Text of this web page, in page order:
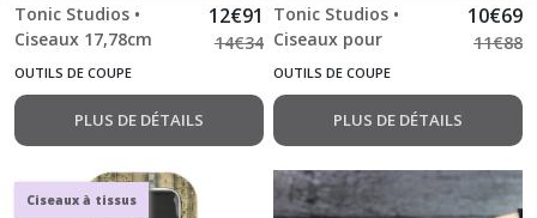
Tonic Studios •
Ciseaux 17,78cm
titanium
12€91
14€34
OUTILS DE COUPE
PLUS DE DÉTAILS
Tonic Studios •
Ciseaux pour
Gaucher 17,78cm
10€69
11€88
OUTILS DE COUPE
PLUS DE DÉTAILS
Ciseaux à tissus